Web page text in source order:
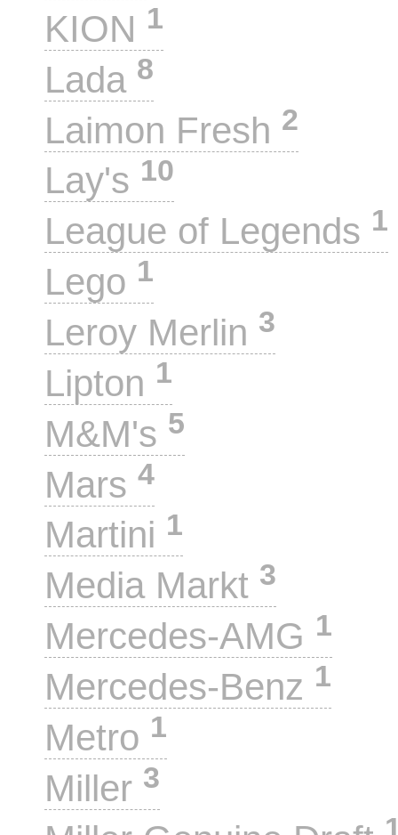
KION 1
Lada 8
Laimon Fresh 2
Lay's 10
League of Legends 1
Lego 1
Leroy Merlin 3
Lipton 1
M&M's 5
Mars 4
Martini 1
Media Markt 3
Mercedes-AMG 1
Mercedes-Benz 1
Metro 1
Miller 3